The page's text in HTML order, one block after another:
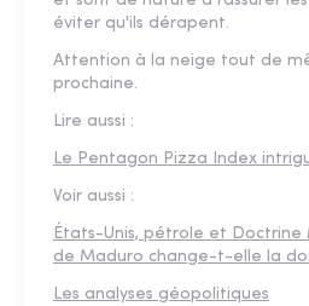
éviter qu'ils dérapent.
Attention à la neige tout de
prochaine.
Lire aussi :
Le Pentagon Pizza Index
Voir aussi :
États-Unis, pétrole et Doctrine
de Maduro change-t-elle la
Les analyses géopolitiques